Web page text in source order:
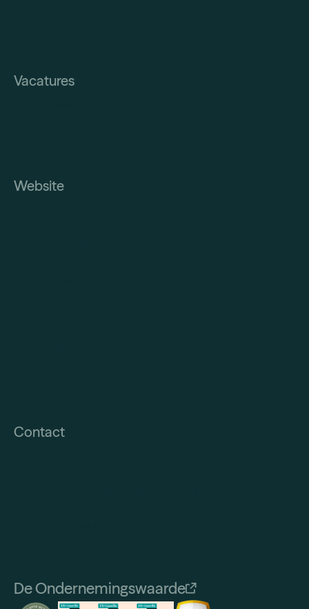
Vacatures
Website
Contact
De Ondernemingswaarde